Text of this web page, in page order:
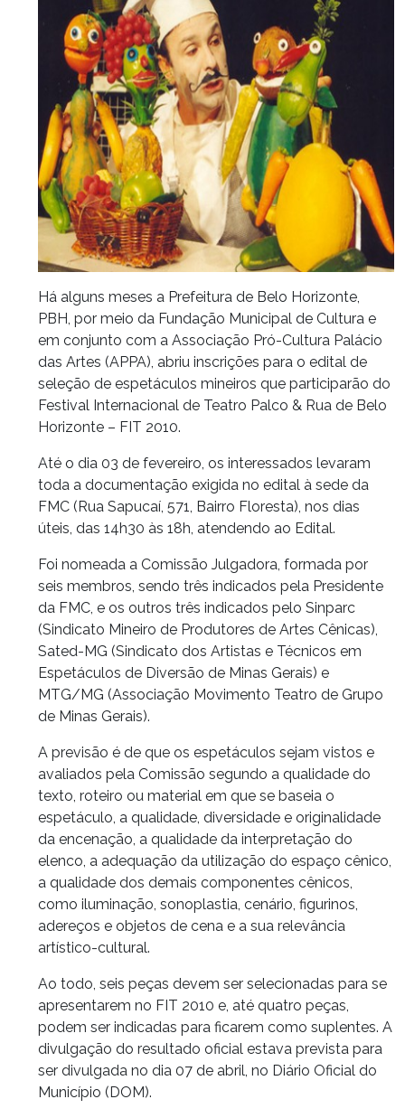
Há alguns meses a Prefeitura de Belo Horizonte,
PBH, por meio da Fundação Municipal de Cultura e
em conjunto com a Associação Pró-Cultura Palácio
das Artes (APPA), abriu inscrições para o edital de
seleção de espetáculos mineiros que participarão do
Festival Internacional de Teatro Palco & Rua de Belo
Horizonte – FIT 2010.
Até o dia 03 de fevereiro, os interessados levaram
toda a documentação exigida no edital à sede da
FMC (Rua Sapucaí, 571, Bairro Floresta), nos dias
úteis, das 14h30 às 18h, atendendo ao Edital.
Foi nomeada a Comissão Julgadora, formada por
seis membros, sendo três indicados pela Presidente
da FMC, e os outros três indicados pelo Sinparc
(Sindicato Mineiro de Produtores de Artes Cênicas),
Sated-MG (Sindicato dos Artistas e Técnicos em
Espetáculos de Diversão de Minas Gerais) e
MTG/MG (Associação Movimento Teatro de Grupo
de Minas Gerais).
A previsão é de que os espetáculos sejam vistos e
avaliados pela Comissão segundo a qualidade do
texto, roteiro ou material em que se baseia o
espetáculo, a qualidade, diversidade e originalidade
da encenação, a qualidade da interpretação do
elenco, a adequação da utilização do espaço cênico,
a qualidade dos demais componentes cênicos,
como iluminação, sonoplastia, cenário, figurinos,
adereços e objetos de cena e a sua relevância
artístico-cultural.
Ao todo, seis peças devem ser selecionadas para se
apresentarem no FIT 2010 e, até quatro peças,
podem ser indicadas para ficarem como suplentes. A
divulgação do resultado oficial estava prevista para
ser divulgada no dia 07 de abril, no Diário Oficial do
Município (DOM).